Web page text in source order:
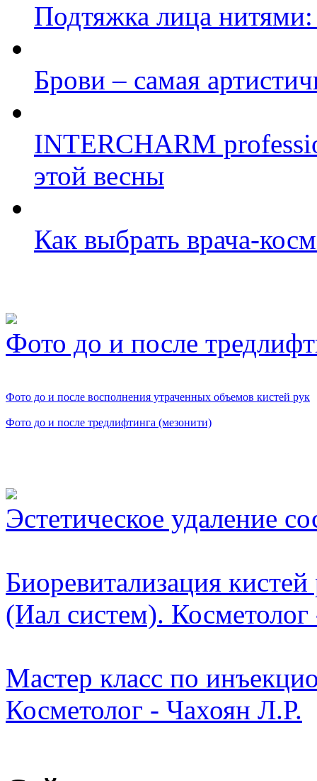
Подтяжка лица нитями:
Брови – самая
INTERCHARM
этой весны
Как выбрать врача-
Фото до и после
Фото до и после восполнения утраченных объемов кистей рук
Фото до и после тредлифтинга (мезонити)
Эстетическое удаление
Биоревитализация
(Иал систем).
Мастер класс по
Косметолог - Чахоян Л.Р.